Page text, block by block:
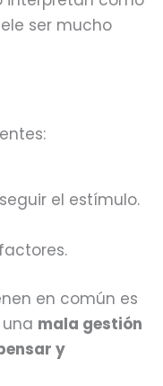
ser mucho
el estímulo.
en común es
mala gestión
y